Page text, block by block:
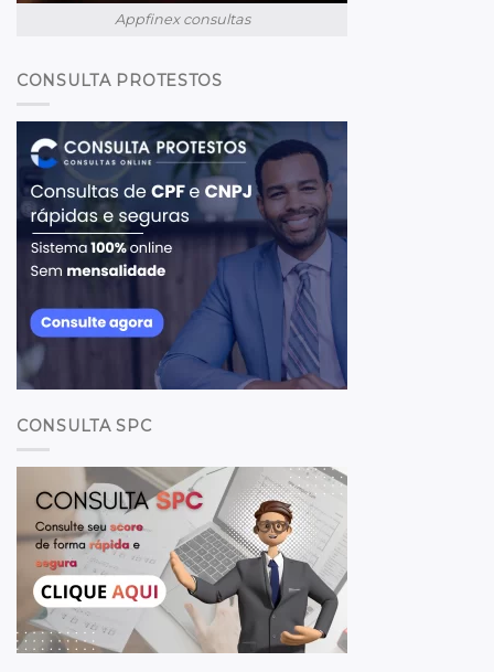
Appfinex consultas
CONSULTA PROTESTOS
CONSULTA SPC